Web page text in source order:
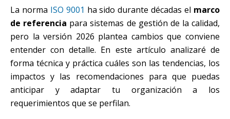
La norma ISO 9001 ha sido durante décadas el marco
de referencia para sistemas de gestión de la calidad,
pero la versión 2026 plantea cambios que conviene
entender con detalle. En este artículo analizaré de
forma técnica y práctica cuáles son las tendencias, los
impactos y las recomendaciones para que puedas
anticipar y adaptar tu organización a los
requerimientos que se perfilan.